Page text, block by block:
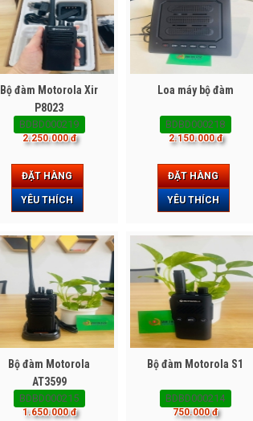
Bộ đàm Motorola Xir
P8023
BDBD000219
2.250.000 đ
ĐẶT HÀNG
YÊU THÍCH
Loa máy bộ đàm
BDBD000218
2.150.000 đ
ĐẶT HÀNG
YÊU THÍCH
Bộ đàm Motorola
AT3599
BDBD000215
1.650.000 đ
Bộ đàm Motorola S1
BDBD000214
750.000 đ